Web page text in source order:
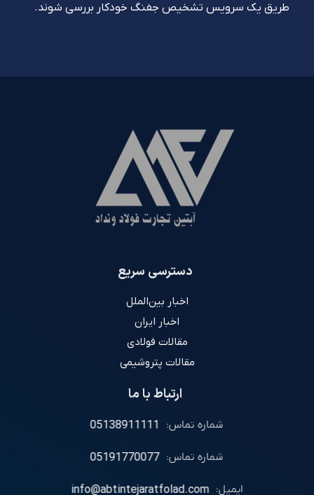
طریق یک سرویس تشخیص جفنگ خودکار بررسی شوند.
دسترسی سریع
اخبار بین‌الملل
اخبار ایران
مقالات فولادی
مقالات پتروشیمی
ارتباط با ما
شماره تماس: 05138911111
شماره تماس: 05191770077
ایمیل: info@abtintejaratfolad.com